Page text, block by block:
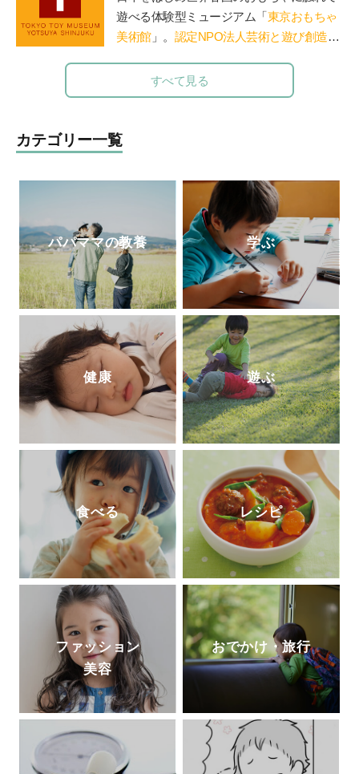
ば知るほどお相撲ことば』（ベースボー
ル・マガジン社）。NHKの人気番組『チコ
パートとして登場。新刊の『やっぱり悩ま
しい国語辞典』（時事通信社）が好評発売
遊べる体験型ミュージアム「東京おもちゃ
美術館」。 認定NPO法人芸術と遊び創造協
子で木のぬくもりに触れる場を提供。長門
や鳥海山木など全国に姉妹館が。おもちゃ
（もくいく）」を広めている。
すべて見る
カテゴリー一覧
パパママの教養 学ぶ
健康 遊ぶ
食べる レシピ
ファッション
美容
おでかけ・旅行